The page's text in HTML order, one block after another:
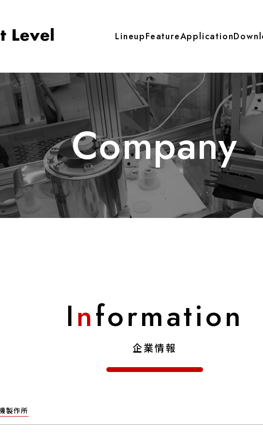
Lineup
セパレート式傾斜計
セパレート式傾斜計 -水平測定型-
SEC-S011F-H
セパレート式傾斜計 -垂直測定型-
SEC-S011F-V
傾斜角モニターシステム SEC-
021FivⅡ-H
パイプ傾斜計 Dr.Clip
自動精密整準台オートステ
自動精密整準台オートステージ
21（建築、土木用）
自動精密整準台オートステージ
22（建築、土木用）【開発中】
FeatureApplication
Company
Information
企業情報
製作所